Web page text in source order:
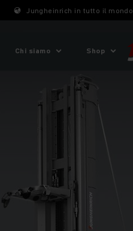
Jungheinrich in tutto il mondo
Chi siamo Shop